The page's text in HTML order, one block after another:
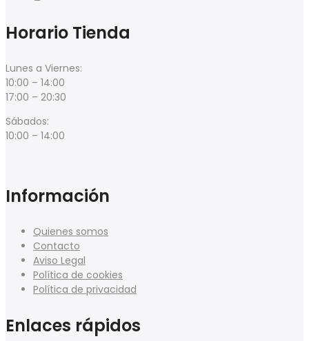
Horario Tienda
Lunes a Viernes:
10:00 – 14:00
17:00 – 20:30
Sábados:
10:00 – 14:00
Información
Quienes somos
Contacto
Aviso Legal
Política de cookies
Política de privacidad
Enlaces rápidos